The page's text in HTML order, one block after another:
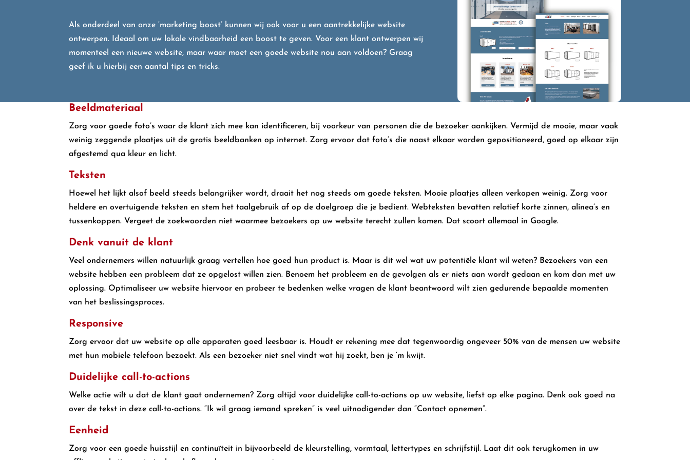
Als onderdeel van onze ‘marketing boost’ kunnen wij ook voor u een aantrekkelijke website
ontwerpen. Ideaal om uw lokale vindbaarheid een boost te geven. Voor een klant ontwerpen wij
momenteel een nieuwe website, maar waar moet een goede website nou aan voldoen? Graag
geef ik u hierbij een aantal tips en tricks.
Beeldmateriaal
Zorg voor goede foto’s waar de klant zich mee kan identificeren, bij voorkeur van personen die de bezoeker aankijken. Vermijd de mooie, maar vaak
weinig zeggende plaatjes uit de gratis beeldbanken op internet. Zorg ervoor dat foto’s die naast elkaar worden gepositioneerd, goed op elkaar zijn
afgestemd qua kleur en licht.
Teksten
Hoewel het lijkt alsof beeld steeds belangrijker wordt, draait het nog steeds om goede teksten. Mooie plaatjes alleen verkopen weinig. Zorg voor
heldere en overtuigende teksten en stem het taalgebruik af op de doelgroep die je bedient. Webteksten bevatten relatief korte zinnen, alinea’s en
tussenkoppen. Vergeet de zoekwoorden niet waarmee bezoekers op uw website terecht zullen komen. Dat scoort allemaal in Google.
Denk vanuit de klant
Veel ondernemers willen natuurlijk graag vertellen hoe goed hun product is. Maar is dit wel wat uw potentiële klant wil weten? Bezoekers van een
website hebben een probleem dat ze opgelost willen zien. Benoem het probleem en de gevolgen als er niets aan wordt gedaan en kom dan met uw
oplossing. Optimaliseer uw website hiervoor en probeer te bedenken welke vragen de klant beantwoord wilt zien gedurende bepaalde momenten
van het beslissingsproces.
Responsive
Zorg ervoor dat uw website op alle apparaten goed leesbaar is. Houdt er rekening mee dat tegenwoordig ongeveer 50% van de mensen uw website
met hun mobiele telefoon bezoekt. Als een bezoeker niet snel vindt wat hij zoekt, ben je ‘m kwijt.
Duidelijke call-to-actions
Welke actie wilt u dat de klant gaat ondernemen? Zorg altijd voor duidelijke call-to-actions op uw website, liefst op elke pagina. Denk ook goed na
over de tekst in deze call-to-actions. “Ik wil graag iemand spreken” is veel uitnodigender dan “Contact opnemen”.
Eenheid
Zorg voor een goede huisstijl en continuïteit in bijvoorbeeld de kleurstelling, vormtaal, lettertypes en schrijfstijl. Laat dit ook terugkomen in uw